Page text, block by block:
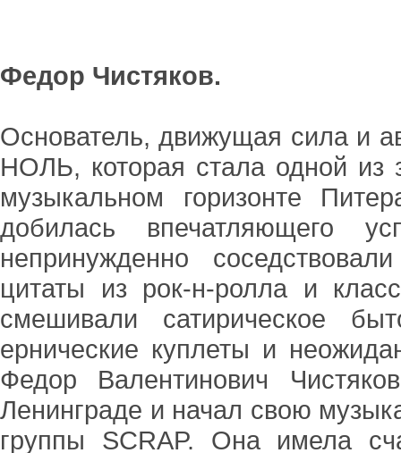
Федор Чистяков.
Основатель, движущая сила и
НОЛЬ, которая стала одной из
музыкальном горизонте
добилась впечатляющего
непринужденно
цитаты из рок-н-ролла и
смешивали сатирическое
ернические куплеты и
Федор Валентинович
Ленинграде и начал свою
группы SCRAP. Она имела